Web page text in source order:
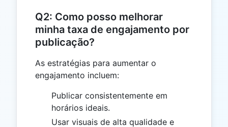
Q2: Como posso melhorar
minha taxa de engajamento por
publicação?
As estratégias para aumentar o
engajamento incluem:
Publicar consistentemente em
horários ideais.
Usar visuais de alta qualidade e